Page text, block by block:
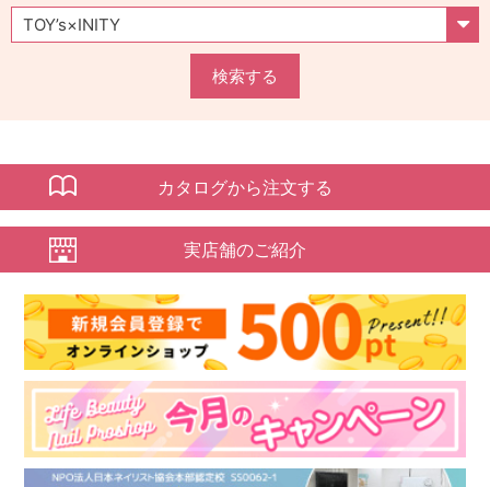
検索する
カタログから注文する
実店舗のご紹介